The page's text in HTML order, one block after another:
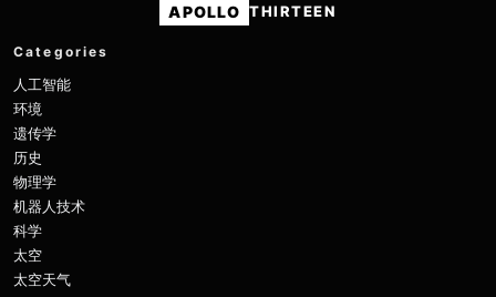
APOLLO THIRTEEN
Categories
人工智能
环境
遗传学
历史
物理学
机器人技术
科学
太空
太空天气